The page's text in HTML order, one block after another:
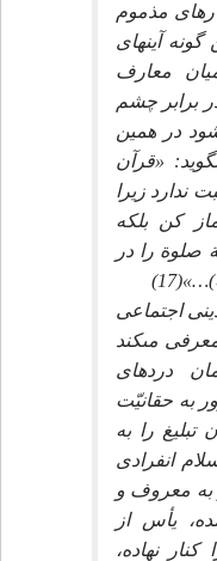
مذموم
آينه‏اى
معارف
برابر چشم
در همين
«قرآن
ندارد زيرا
كن بلكه
صلوة را در
اجتماعى
مى‏كند
دردهاى
به حقانيّت
تبليغ را به
انفرادى
به معروف و
يأس از
نهاده،